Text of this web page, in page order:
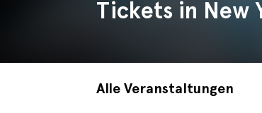
Tickets in New
Alle Veranstaltungen